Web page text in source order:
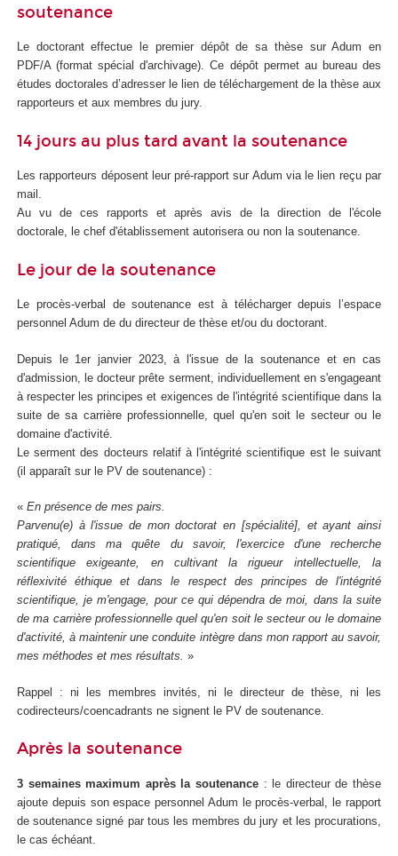
soutenance
Le doctorant effectue le premier dépôt de sa thèse sur Adum en
PDF/A (format spécial d'archivage). Ce dépôt permet au bureau des
études doctorales d’adresser le lien de téléchargement de la thèse aux
rapporteurs et aux membres du jury.
14 jours au plus tard avant la soutenance
Les rapporteurs déposent leur pré-rapport sur Adum via le lien reçu par
mail.
Au vu de ces rapports et après avis de la direction de l'école
doctorale, le chef d'établissement autorisera ou non la soutenance.
Le jour de la soutenance
Le procès-verbal de soutenance est à télécharger depuis l’espace
personnel Adum de du directeur de thèse et/ou du doctorant.
Depuis le 1er janvier 2023, à l'issue de la soutenance et en cas
d'admission, le docteur prête serment, individuellement en s'engageant
à respecter les principes et exigences de l'intégrité scientifique dans la
suite de sa carrière professionnelle, quel qu'en soit le secteur ou le
domaine d'activité.
Le serment des docteurs relatif à l'intégrité scientifique est le suivant
(il apparaît sur le PV de soutenance) :
« En présence de mes pairs.
Parvenu(e) à l'issue de mon doctorat en [spécialité], et ayant ainsi
pratiqué, dans ma quête du savoir, l'exercice d'une recherche
scientifique exigeante, en cultivant la rigueur intellectuelle, la
réflexivité éthique et dans le respect des principes de l'intégrité
scientifique, je m'engage, pour ce qui dépendra de moi, dans la suite
de ma carrière professionnelle quel qu'en soit le secteur ou le domaine
d'activité, à maintenir une conduite intègre dans mon rapport au savoir,
mes méthodes et mes résultats. »
Rappel : ni les membres invités, ni le directeur de thèse, ni les
codirecteurs/coencadrants ne signent le PV de soutenance.
Après la soutenance
3 semaines maximum après la soutenance : le directeur de thèse
ajoute depuis son espace personnel Adum le procès-verbal, le rapport
de soutenance signé par tous les membres du jury et les procurations,
le cas échéant.